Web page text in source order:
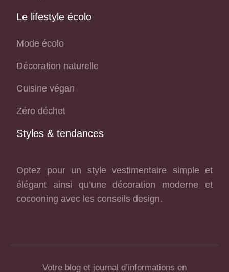
Le lifestyle écolo
Mode écolo
Décoration naturelle
Cuisine végan
Zéro déchet
Styles & tendances
Optez pour un style vestimentaire simple et
élégant ainsi qu’une décoration moderne et
cocooning avec les conseils design.
Votre blog et journal d’informations en